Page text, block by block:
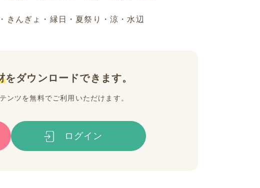
きんぎょ・縁日・夏祭り・涼・水辺
をダウンロードできます。
ツを無料でご利用いただけます。
ログイン